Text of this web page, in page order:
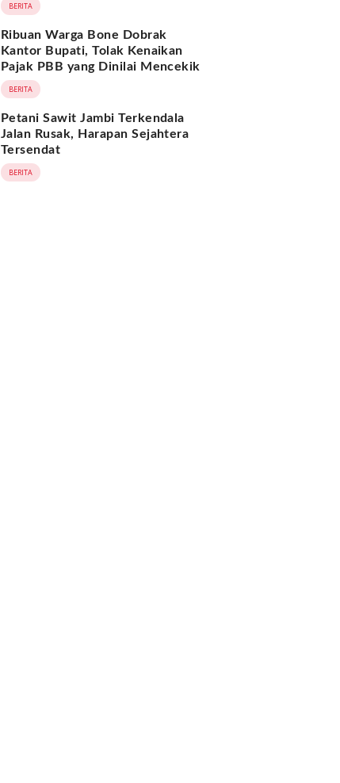
BERITA
Ribuan Warga Bone Dobrak
Kantor Bupati, Tolak Kenaikan
Pajak PBB yang Dinilai Mencekik
BERITA
Petani Sawit Jambi Terkendala
Jalan Rusak, Harapan Sejahtera
Tersendat
BERITA